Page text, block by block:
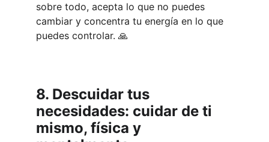
sobre todo, acepta lo que no puedes
cambiar y concentra tu energía en lo que
puedes controlar. 🙏
8. Descuidar tus
necesidades: cuidar de ti
mismo, física y